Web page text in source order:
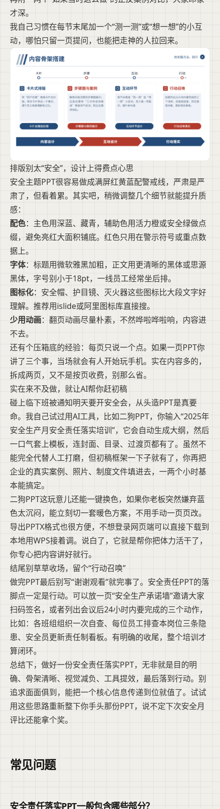
才深。
我自己习惯在每节末尾加一个“测一测”或“想一想”的小互
动，哪怕只留一页提问，也能把走神的人拉回来。
排版别太“安全”，设计上得费点心思
安全主题PPT很容易做成满屏红黄蓝配警戒线，严肃是严
肃了，但看着累。其实吧，稍微调整几个细节就能提升质
感：
配色：主色用深蓝、藏青，辅助色用活力橙或安全绿做点
缀，避免亮红大面积铺底。红色只用在警示符号或重点数
据上。
字体：标题用微软雅黑加粗，正文用更清晰的黑体或思源
黑体，字号别小于18pt，一线员工经常坐后排。
图标化：安全帽、护目镜、灭火器这些图标比大段文字好
理解。推荐用islide或阿里图标库直接搜。
少用动画：翻页动画尽量朴素，不然哗啦哗啦响，内容进
不去。
还有个压箱底的经验：每页只说一个点。如果一页PPT你
讲了三个事，当场就会有人开始玩手机。实在内容多的，
拆成两页，又不是按页收费，别那么省。
实在来不及做，就让AI帮你赶初稿
碰上临下班被通知明天要开安全会，从头造PPT是真要
命。我自己试过用AI工具，比如二狗PPT，你输入“2025年
安全生产月安全责任落实培训”，它会自动生成大纲，然后
一口气套上模板，连封面、目录、过渡页都有了。虽然不
能完全代替人工打磨，但初稿框架一下子就有了，你再把
企业的真实案例、照片、制度文件填进去，一两个小时基
本能搞定。
二狗PPT这玩意儿还能一键换色，如果你老板突然嫌弃蓝
色太沉闷，能立刻切一套暖色方案，不用手动一页页改。
导出PPTX格式也很方便，不想登录网页端可以直接下载到
本地用WPS接着调。说白了，它就是帮你把体力活干了，
你专心把内容讲好就行。
结尾别草草收场，留个“行动召唤”
做完PPT最后别写“谢谢观看”就完事了。安全责任PPT的落
脚点一定是行动。可以放一页“安全生产承诺墙”邀请大家
扫码签名，或者列出会议后24小时内要完成的三个动作，
比如：各班组组织一次自查、每位员工排查本岗位三条隐
患、安全员更新责任制看板。有明确的收尾，整个培训才
算闭环。
总结下，做好一份安全责任落实PPT，无非就是目的明
确、骨架清晰、视觉减负、工具提效，最后落到行动。别
追求面面俱到，能把一个核心信息传递到位就值了。试试
用这些思路重新整下你手头那份PPT，说不定下次安全月
评比还能拿个奖。
常见问题
安全责任落实PPT一般包含哪些部分？